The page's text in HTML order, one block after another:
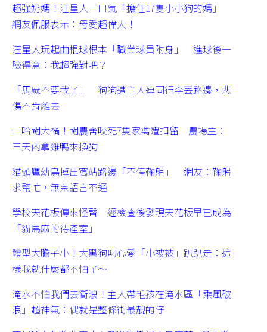
超強奶媽！汪星人一口氣「擔任17隻小小狗的媽」
網友佩服表示：母愛超偉大！
汪星人玩起曲棍球根本「職業球員附身」 進球後一
臉得意：我超強對吧？
「馬麻不要我了」 狗狗遭主人連同行李丟路邊，悲
傷不肯離去
二哈闖大禍！闖農舍咬死7隻家禽遭扣留 農場主：
三天內拿雞鴨來換狗
貓頭鷹幼鳥掉出窩站路邊「不停鞠躬」 網友：鞠躬
求幫忙，無奈語言不通
學校天花板傳來怪聲 經檢查後發現天花板早已成為
「貓馬麻的待產室」
體型大膽子小！大黑狗叼心愛「小被被」趴趴走：這
樣我就什麼都不怕了～
淹水不怕我們去衝浪！主人帶毛孩在淹水區「乘風破
浪」超神氣：偶就是整條街最靚的仔